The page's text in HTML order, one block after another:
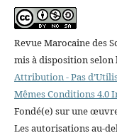
Revue Marocaine des
mis à disposition selon
Attribution - Pas
Mêmes Conditions 4.0
Fondé(e) sur une
Les autorisations au-